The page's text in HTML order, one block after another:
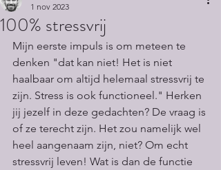
100% stressvrij
1 nov 2023
Mijn eerste impuls is om meteen te
denken "dat kan niet! Het is niet
haalbaar om altijd helemaal stressvrij te
zijn. Stress is ook functioneel." Herken
jij jezelf in deze gedachten? De vraag is
of ze terecht zijn. Het zou namelijk wel
heel aangenaam zijn, niet? Om echt
stressvrij leven! Wat is dan de functie